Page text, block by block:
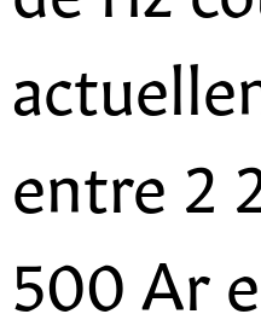
entre 2
500 Ar